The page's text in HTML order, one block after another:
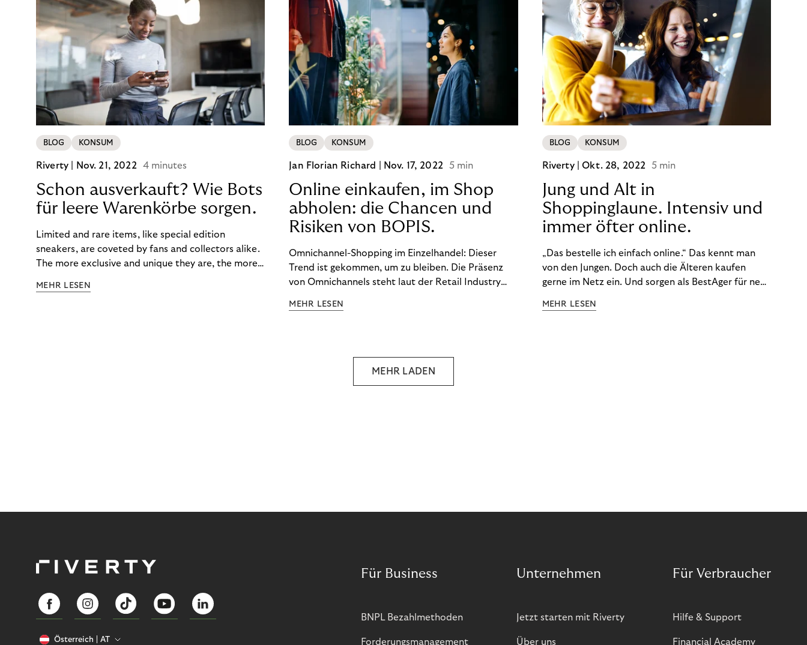
entdeckt. Und das neue Geschäftsmodell rentiert
sich. Doch was genau können Sie tun, um
Abozahlungen für Ihren Erfolg zu nutzen?
BLOG KONSUM
Riverty | Nov. 21, 2022 4 minutes
Schon ausverkauft? Wie Bots
für leere Warenkörbe sorgen.
Limited and rare items, like special edition
sneakers, are coveted by fans and collectors alike.
The more exclusive and unique they are, the more
industry uses artificial scarcity, also known as a
MEHR LESEN
BLOG KONSUM
Jan Florian Richard | Nov. 17, 2022 5 min
Online einkaufen, im Shop
abholen: die Chancen und
Risiken von BOPIS.
Omnichannel-Shopping im Einzelhandel: Dieser
Trend ist gekommen, um zu bleiben. Die Präsenz
von Omnichannels steht laut der Retail Industry
nicht mehr verzichtet werden kann. Ein fester
bietet zwar viele Vorteile, hat aber auch seinen
MEHR LESEN
BLOG KONSUM
Riverty | Okt. 28, 2022 5 min
Jung und Alt in
Shoppinglaune. Intensiv und
immer öfter online.
„Das bestelle ich einfach online.“ Das kennt man
von den Jungen. Doch auch die Älteren kaufen
gerne im Netz ein. Und sorgen als BestAger für neue
von der Generation Z. Wir haben genauer
MEHR LESEN
MEHR LADEN
Österreich AT
Für Business
BNPL Bezahlmethoden
Forderungsmanagement
Unternehmen
Jetzt starten mit Riverty
Über uns
Für Verbraucher
Hilfe & Support
Financial Academy